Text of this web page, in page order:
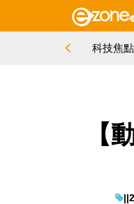
科技焦點
【
||